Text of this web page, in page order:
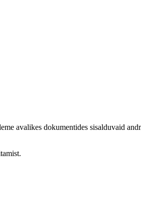
avalikes dokumentides sisalduvaid